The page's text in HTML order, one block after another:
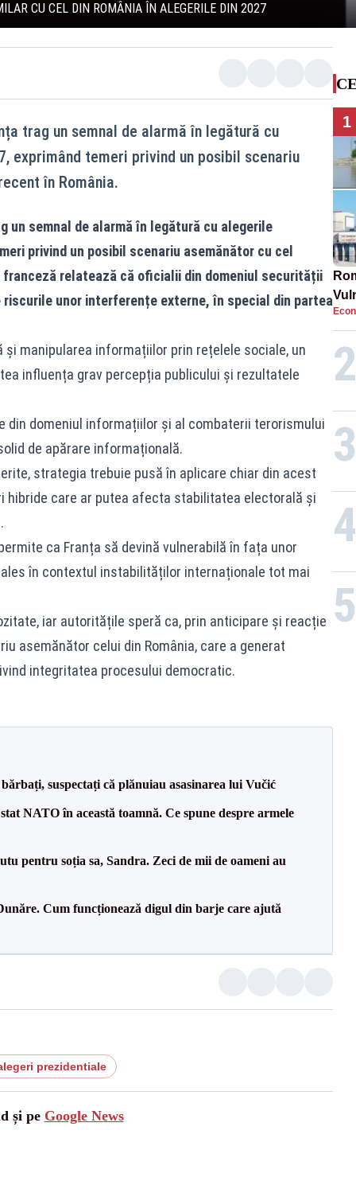
CU CEL DIN ROMÂNIA ÎN ALEGERILE DIN 2027
trag un semnal de alarmă în legătură cu
exprimând temeri privind un posibil scenariu
în România.
un semnal de alarmă în legătură cu alegerile
privind un posibil scenariu asemănător cu cel
relatează că oficialii din domeniul securității
unor interferențe externe, în special din partea
manipularea informațiilor prin rețelele sociale, un
influența grav percepția publicului și rezultatele
domeniul informațiilor și al combaterii terorismului
de apărare informațională.
strategia trebuie pusă în aplicare chiar din acest
hibride care ar putea afecta stabilitatea electorală și
ca Franța să devină vulnerabilă în fața unor
în contextul instabilităților internaționale tot mai
iar autoritățile speră ca, prin anticipare și reacție
asemănător celui din România, care a generat
integritatea procesului democratic.
suspectați că plănuiau asasinarea lui Vučić
NATO în această toamnă. Ce spune despre armele
pentru soția sa, Sandra. Zeci de mii de oameni au
Cum funcționează digul din barje care ajută
prezidentiale
și pe Google News
1
2
3
4
5